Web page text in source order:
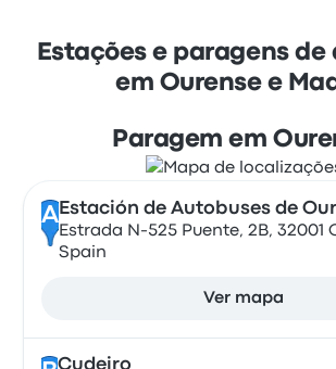
Estações e paragens
em Ourense e
Paragem em
A Estación de Autobuses de
Estrada N-525 Puente, 2B, 32001
Spain
Ver mapa
Cudeiro